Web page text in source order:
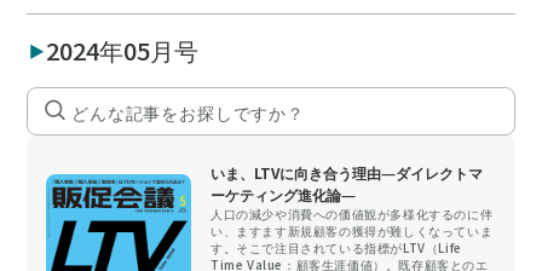
2024年05月号
いま、LTVに向き合う理由―ダイレクトマ
ーケティング進化論―
人口の減少や消費への価値観が多様化するのに伴
い、ますます新規顧客の獲得が難しくなっていま
す。そこで注目されている指標がLTV（Life
Time Value：顧客生涯価値）。既存顧客とのエ